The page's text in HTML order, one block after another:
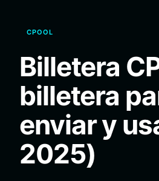
繁體中文
Bahasa Indonesia
ภาษาไทย
Español
Português (Brasil)
Español (Argentina)
CPOOL
Billetera
billetera
enviar y
2025)